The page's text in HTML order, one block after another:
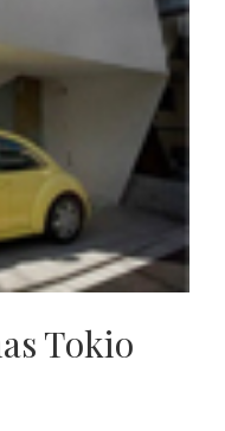
Tokio